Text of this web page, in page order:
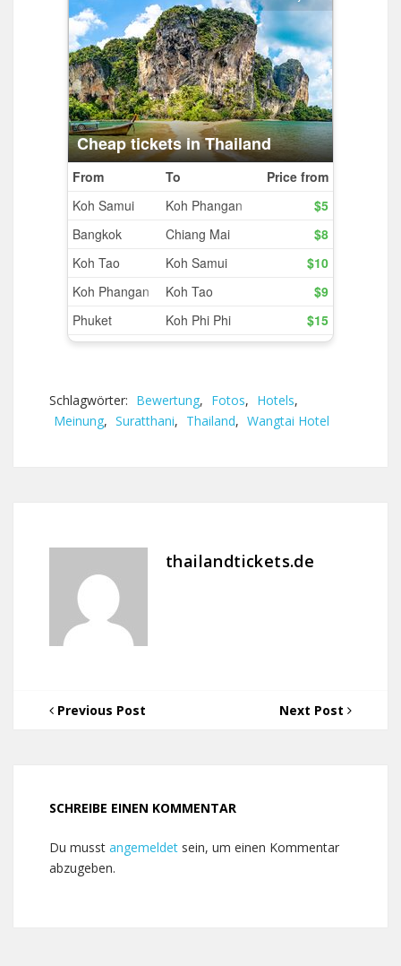
Schlagwörter: Bewertung, Fotos, Hotels,
Meinung, Suratthani, Thailand, Wangtai Hotel
thailandtickets.de
Previous Post Next Post
SCHREIBE EINEN KOMMENTAR
Du musst angemeldet sein, um einen Kommentar
abzugeben.